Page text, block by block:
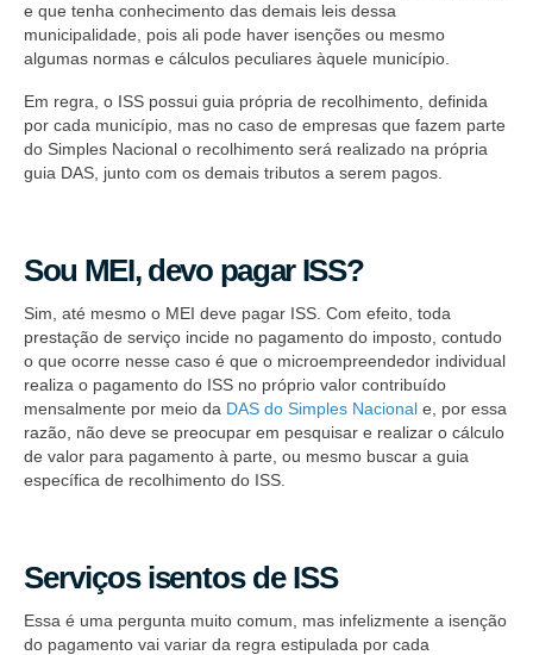
e que tenha conhecimento das demais leis dessa
municipalidade, pois ali pode haver isenções ou mesmo
algumas normas e cálculos peculiares àquele município.
Em regra, o ISS possui guia própria de recolhimento, definida
por cada município, mas no caso de empresas que fazem parte
do Simples Nacional o recolhimento será realizado na própria
guia DAS, junto com os demais tributos a serem pagos.
Sou MEI, devo pagar ISS?
Sim, até mesmo o MEI deve pagar ISS. Com efeito, toda
prestação de serviço incide no pagamento do imposto, contudo
o que ocorre nesse caso é que o microempreendedor individual
realiza o pagamento do ISS no próprio valor contribuído
mensalmente por meio da DAS do Simples Nacional e, por essa
razão, não deve se preocupar em pesquisar e realizar o cálculo
de valor para pagamento à parte, ou mesmo buscar a guia
específica de recolhimento do ISS.
Serviços isentos de ISS
Essa é uma pergunta muito comum, mas infelizmente a isenção
do pagamento vai variar da regra estipulada por cada